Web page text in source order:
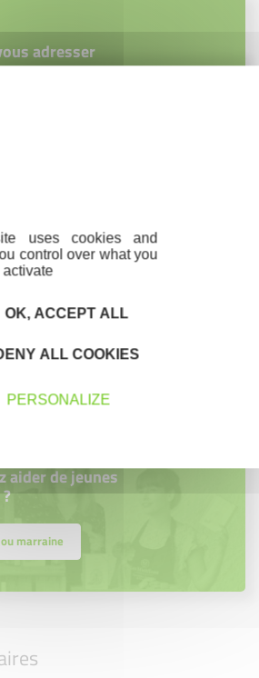
adresser
sont !
aider de jeunes
marraine
uses cookies and
control over what you
OK, ACCEPT ALL
ALL COOKIES
PERSONALIZE